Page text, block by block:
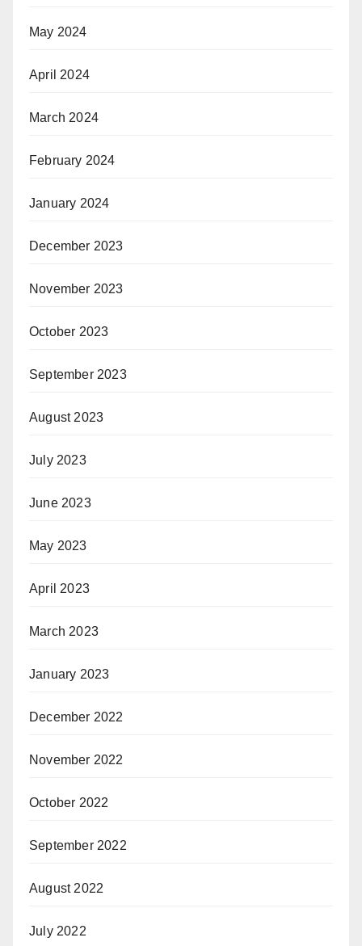
May 2024
April 2024
March 2024
February 2024
January 2024
December 2023
November 2023
October 2023
September 2023
August 2023
July 2023
June 2023
May 2023
April 2023
March 2023
January 2023
December 2022
November 2022
October 2022
September 2022
August 2022
July 2022